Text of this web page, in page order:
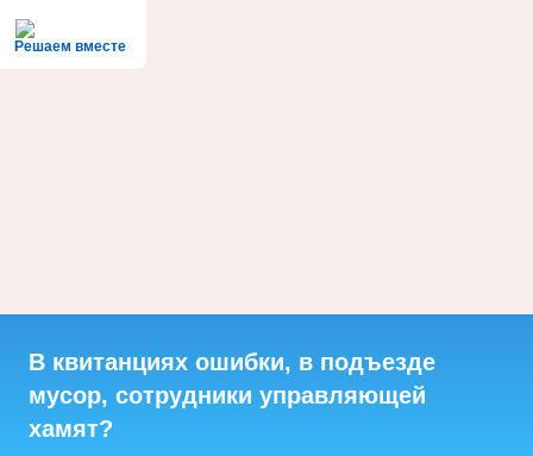
Решаем вместе
В квитанциях ошибки, в подъезде
мусор, сотрудники управляющей
хамят?